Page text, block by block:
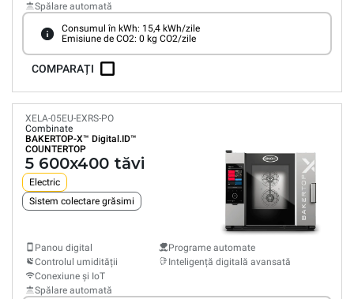
Spălare automată
Consumul în kWh: 15,4 kWh/zile
Emisiune de CO2: 0 kg CO2/zile
COMPARAȚI
XELA-05EU-EXRS-PO
Combinate
BAKERTOP-X™ Digital.ID™
COUNTERTOP
5 600x400 tăvi
Electric
Sistem colectare grăsimi
Panou digital
Controlul umidității
Conexiune și IoT
Spălare automată
Programe automate
Inteligență digitală avansată